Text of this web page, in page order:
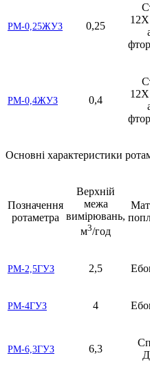
РМ-0,25ЖУЗ 0,25
РМ-0,4ЖУЗ 0,4
Основні характеристики
Позначення
ротаметра
Верхній
межа
вимірювань,
м3/год
РМ-2,5ГУЗ 2,5
РМ-4ГУЗ 4
РМ-6,3ГУЗ 6,3